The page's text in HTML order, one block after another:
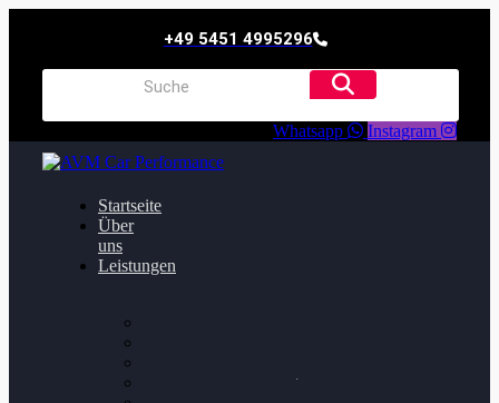
+49 5451 4995296
Whatsapp Instagram
Startseite
Über
uns
Leistungen
Getriebeoptimierung